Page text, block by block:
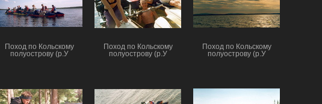
Поход по Кольскому
полуострову (р.У
Поход по Кольскому
полуострову (р.У
Поход по Кольскому
полуострову (р.У